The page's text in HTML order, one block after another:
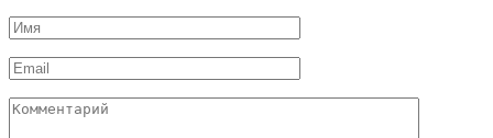
Имя
*
Email
*
Комментарий